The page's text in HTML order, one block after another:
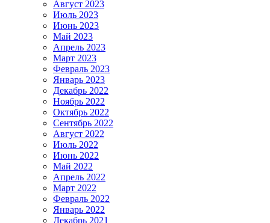
Август 2023
Июль 2023
Июнь 2023
Май 2023
Апрель 2023
Март 2023
Февраль 2023
Январь 2023
Декабрь 2022
Ноябрь 2022
Октябрь 2022
Сентябрь 2022
Август 2022
Июль 2022
Июнь 2022
Май 2022
Апрель 2022
Март 2022
Февраль 2022
Январь 2022
Декабрь 2021